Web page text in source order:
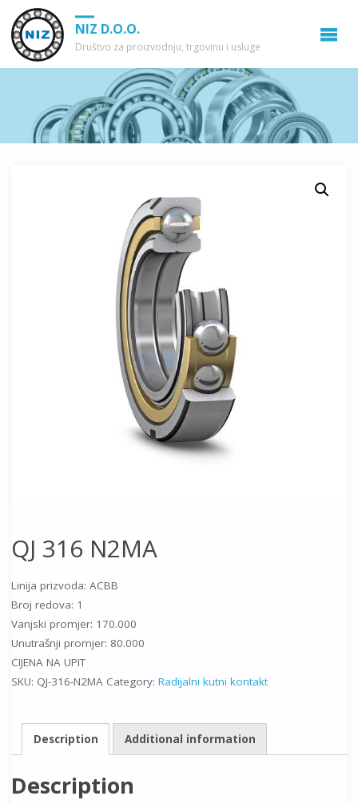
NIZ D.O.O.
Društvo za proizvodnju, trgovinu i usluge
QJ 316 N2MA
Linija prizvoda: ACBB
Broj redova: 1
Vanjski promjer: 170.000
Unutrašnji promjer: 80.000
CIJENA NA UPIT
SKU: QJ-316-N2MA Category: Radijalni kutni kontakt
Description Additional information
Description